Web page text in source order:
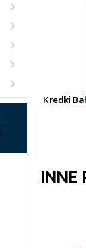
Kredki
INNE